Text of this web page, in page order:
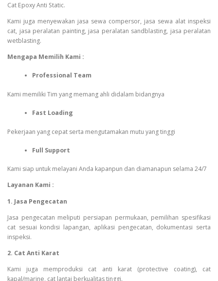
Cat Epoxy Anti Static.
Kami juga menyewakan jasa sewa compersor, jasa sewa alat inspeksi
cat, jasa peralatan painting, jasa peralatan sandblasting, jasa peralatan
wetblasting.
Mengapa Memilih Kami :
Professional Team
Kami memiliki Tim yang memang ahli didalam bidangnya
Fast Loading
Pekerjaan yang cepat serta mengutamakan mutu yang tinggi
Full Support
Kami siap untuk melayani Anda kapanpun dan diamanapun selama 24/7
Layanan Kami :
1. Jasa Pengecatan
Jasa pengecatan meliputi persiapan permukaan, pemilihan spesifikasi
cat sesuai kondisi lapangan, aplikasi pengecatan, dokumentasi serta
inspeksi.
2. Cat Anti Karat
Kami juga memproduksi cat anti karat (protective coating), cat
kapal/marine, cat lantai berkualitas tinggi.